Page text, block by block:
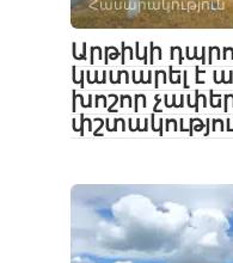
Հասարակություն
Արթիկի
կատարել է
խոշոր